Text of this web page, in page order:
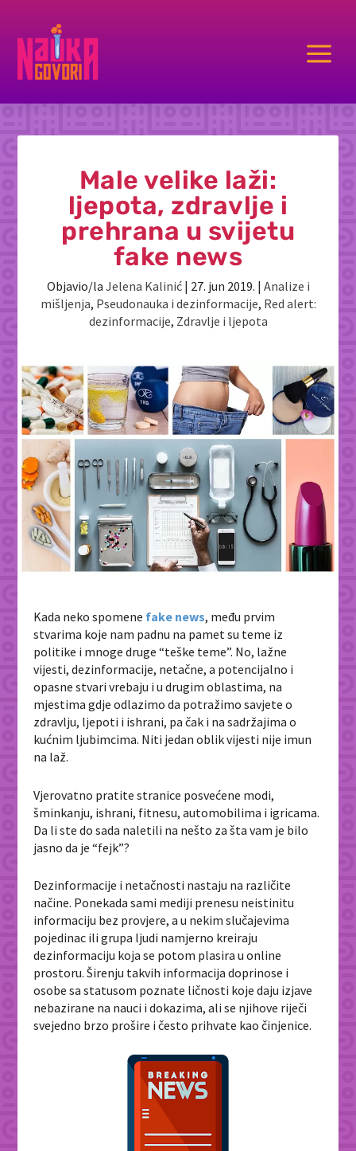
a
Male velike laži:
ljepota, zdravlje i
prehrana u svijetu
fake news
Objavio/la Jelena Kalinić| 27. jun 2019. | Analize i
mišljenja, Pseudonauka i dezinformacije, Red alert:
dezinformacije, Zdravlje i ljepota
Kada neko spomene fake news, među prvim
stvarima koje nam padnu na pamet su teme iz
politike i mnoge druge “teške teme”. No, lažne
vijesti, dezinformacije, netačne, a potencijalno i
opasne stvari vrebaju i u drugim oblastima, na
mjestima gdje odlazimo da potražimo savjete o
zdravlju, ljepoti i ishrani, pa čak i na sadržajima o
kućnim ljubimcima. Niti jedan oblik vijesti nije imun
na laž.
Vjerovatno pratite stranice posvećene modi,
šminkanju, ishrani, fitnesu, automobilima i igricama.
Da li ste do sada naletili na nešto za šta vam je bilo
jasno da je “fejk”?
Dezinformacije i netačnosti nastaju na različite
načine. Ponekada sami mediji prenesu neistinitu
informaciju bez provjere, a u nekim slučajevima
pojedinac ili grupa ljudi namjerno kreiraju
dezinformaciju koja se potom plasira u online
prostoru. Širenju takvih informacija doprinose i
osobe sa statusom poznate ličnosti koje daju izjave
nebazirane na nauci i dokazima, ali se njihove riječi
svejedno brzo prošire i često prihvate kao činjenice.